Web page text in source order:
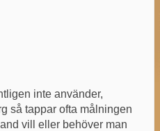
inte använder,
så tappar ofta målningen
vill eller behöver man